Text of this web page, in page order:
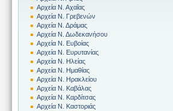
Αρχεία Ν. Αχαΐας
Αρχεία Ν. Γρεβενών
Αρχεία Ν. Δράμας
Αρχεία Ν. Δωδεκανήσου
Αρχεία Ν. Ευβοίας
Αρχεία Ν. Ευρυτανίας
Αρχεία Ν. Ηλείας
Αρχεία Ν. Ημαθίας
Αρχεία Ν. Ηρακλείου
Αρχεία Ν. Καβάλας
Αρχεία Ν. Καρδίτσας
Αρχεία Ν. Καστοριάς